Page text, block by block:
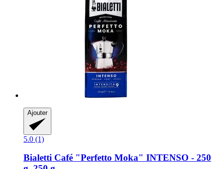
Ajouter
5.0 (1)
Bialetti Café "Perfetto Moka" INTENSO -​ 250